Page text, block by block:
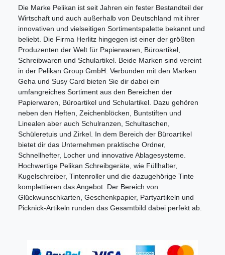
Die Marke Pelikan ist seit Jahren ein fester Bestandteil der
Wirtschaft und auch außerhalb von Deutschland mit ihrer
innovativen und vielseitigen Sortimentspalette bekannt und
beliebt. Die Firma Herlitz hingegen ist einer der größten
Produzenten der Welt für Papierwaren, Büroartikel,
Schreibwaren und Schulartikel. Beide Marken sind vereint
in der Pelikan Group GmbH. Verbunden mit den Marken
Geha und Susy Card bieten Sie dir dabei ein
umfangreiches Sortiment aus den Bereichen der
Papierwaren, Büroartikel und Schulartikel. Dazu gehören
neben den Heften, Zeichenblöcken, Buntstiften und
Linealen aber auch Schulranzen, Schultaschen,
Schüleretuis und Zirkel. In dem Bereich der Büroartikel
bietet dir das Unternehmen praktische Ordner,
Schnellhefter, Locher und innovative Ablagesysteme.
Hochwertige Pelikan Schreibgeräte, wie Füllhalter,
Kugelschreiber, Tintenroller und die dazugehörige Tinte
komplettieren das Angebot. Der Bereich von
Glückwunschkarten, Geschenkpapier, Partyartikeln und
Picknick-Artikeln runden das Gesamtbild dabei perfekt ab.